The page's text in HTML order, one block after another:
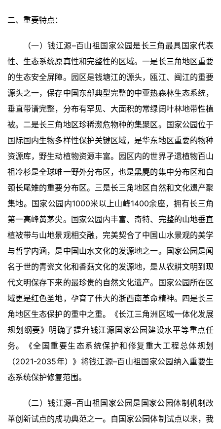
二、重要特点：
（一）钱江源–百山祖国家公园是长三角最具国家代表
性、生态系统原真性和完整性的区域。一是长三角地区重要
的生态安全屏障。园区是钱塘江的源头，瓯江、闽江的重要
源头之一，保存中国东部典型完整的中亚热森林生态系统，
垂直带谱完整，分布有罕见、大面积的常绿阔叶林地带性植
被。二是长三角地区珍稀濒危物种的集聚区。国家公园位于
国际国内生物多样性保护关键区域，是华东地区重要的物种
资源库，野生动植物资源丰富。园区内的世界孑遗植物百山
祖冷杉是全球唯一野外分布区，也是黑麂的集中分布区和白
颈长尾雉的重要分布区。三是长三角地区自然和文化遗产聚
集地。国家公园内1000米以上山峰1400余座，拥有长三角
第一高峰黄茅尖。国家公园内丰富、奇特、完整的山地垂直
植被带与山地景观相交融，完美契合了中国山水景观的美学
与哲学内涵，是中国山水文化的发源地之一。国家公园是闻
名于世的青瓷文化和香菇文化的发源地，是从农耕文明到现
代文明保存下来的最珍贵的自然文化遗产。国家公园所在区
域更是红色圣地，孕育了伟大的浙西南革命精神。四是长三
角地区生态保护的重中之重。《长江三角洲区域一体化发展
规划纲要》明确了提升钱江源国家公园建设水平等重点任
务。《全国重要生态系统保护和修复重大工程总体规划
（2021-2035年）》将钱江源–百山祖国家公园纳入重要生
态系统保护修复范围。
（二）钱江源–百山祖国家公园是国家公园体制机制改
革创新试点的成功典范之一。自国家公园体制试点以来，我